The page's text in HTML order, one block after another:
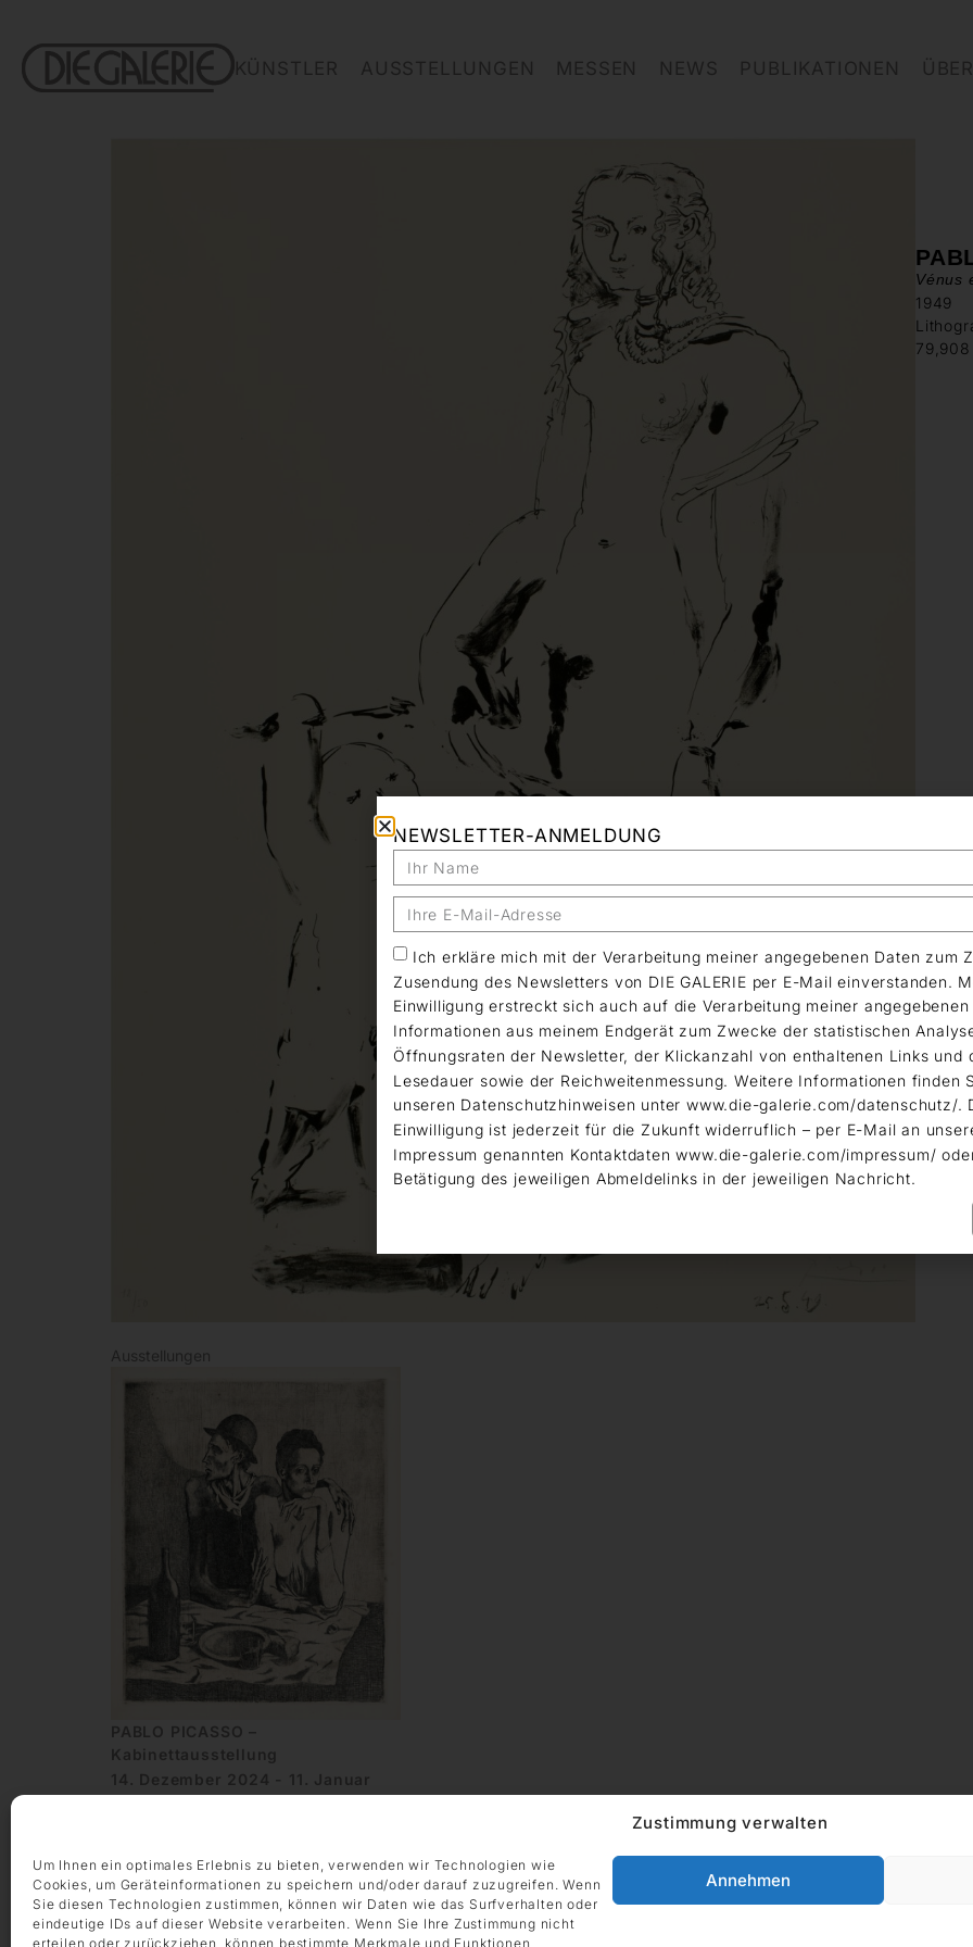
Zustimmung verwalten
Um Ihnen ein optimales Erlebnis zu bieten, verwenden wir Technologien wie
Cookies, um Geräteinformationen zu speichern und/oder darauf zuzugreifen. Wenn
Sie diesen Technologien zustimmen, können wir Daten wie das Surfverhalten oder
eindeutige IDs auf dieser Website verarbeiten. Wenn Sie Ihre Zustimmung nicht
erteilen oder zurückziehen, können bestimmte Merkmale und Funktionen
Annehmen
KÜNSTLER AUSSTELLUNGEN MESSEN NEWS PUBLIKATIONEN
Vénus
1949
79,908
Ausstellungen
PABLO PICASSO –
Kabinettausstellung
14. Dezember 2024 - 11. Januar
NEWSLETTER-ANMELDUNG
Ich erkläre mich mit der Verarbeitung meiner angegebenen Daten zum
Zusendung des Newsletters von DIE GALERIE per E-Mail einverstanden.
Einwilligung erstreckt sich auch auf die Verarbeitung meiner angegebenen
Informationen aus meinem Endgerät zum Zwecke der statistischen
Öffnungsraten der Newsletter, der Klickanzahl von enthaltenen Links und
Lesedauer sowie der Reichweitenmessung. Weitere Informationen finden
unseren Datenschutzhinweisen unter www.die-galerie.com/datenschutz/.
Einwilligung ist jederzeit für die Zukunft widerruflich – per E-Mail an
Impressum genannten Kontaktdaten www.die-galerie.com/impressum/
Betätigung des jeweiligen Abmeldelinks in der jeweiligen Nachricht.